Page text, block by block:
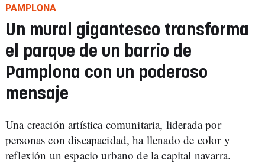
PAMPLONA
Un mural gigantesco transforma
el parque de un barrio de
Pamplona con un poderoso
mensaje
Una creación artística comunitaria, liderada por
personas con discapacidad, ha llenado de color y
reflexión un espacio urbano de la capital navarra.